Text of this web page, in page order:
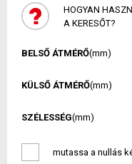
HOGYAN
A KERESŐT?
BELSŐ ÁTMÉRŐ(mm)
KÜLSŐ ÁTMÉRŐ(mm)
SZÉLESSÉG(mm)
mutassa a nullás